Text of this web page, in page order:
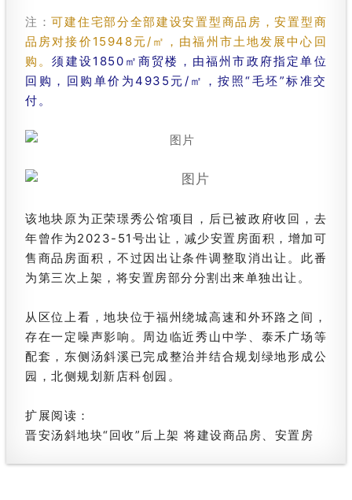
注：可建住宅部分全部建设安置型商品房，安置型商
品房对接价15948元/㎡，由福州市土地发展中心回
购。须建设1850㎡商贸楼，由福州市政府指定单位
回购，回购单价为4935元/㎡，按照“毛坯”标准交
付。
该地块原为正荣璟秀公馆项目，后已被政府收回，去
年曾作为2023-51号出让， 减少安置房面积，增加可
售商品房面积，不过因出让条件调整取消出让。此番
为第三次上架，将安置房部分分割出来单独出让。
从区位上看，地块位于福州绕城高速和外环路之间，
存在一定噪声影响。周边临近秀山中学、泰禾广场等
配套，东侧汤斜溪已完成整治并结合规划绿地形成公
园，北侧规划新店科创园。
扩展阅读：
晋安汤斜地块“回收”后上架 将建设商品房、安置房